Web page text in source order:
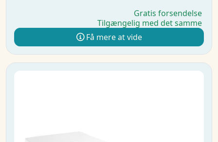
Gratis forsendelse
Tilgængelig med det samme
Få mere at vide